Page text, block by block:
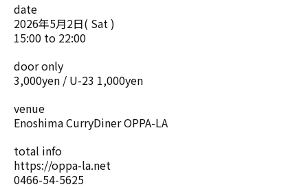
date
2026年5月2日( Sat )
15:00 to 22:00
door only
3,000yen / U-23 1,000yen
venue
Enoshima CurryDiner OPPA-LA
total info
https://oppa-la.net
0466-54-5625